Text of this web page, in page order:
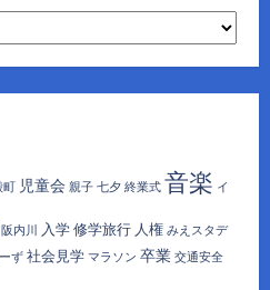
町 児童会 親子 七夕 終業式 音楽 イ
阪内川 入学 修学旅行 人権 みえスタデ
ず 社会見学 マラソン 卒業 交通安全